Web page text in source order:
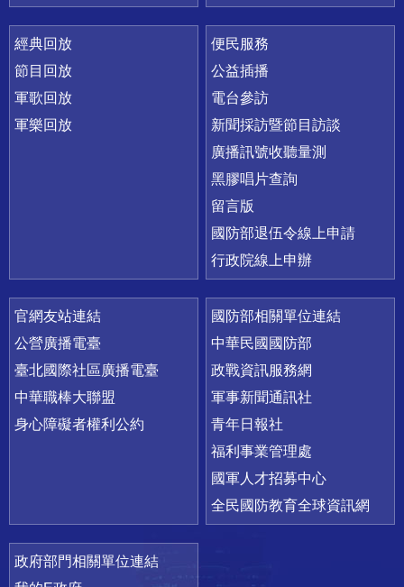
經典回放
節目回放
軍歌回放
軍樂回放
便民服務
公益插播
電台參訪
新聞採訪暨節目訪談
廣播訊號收聽量測
黑膠唱片查詢
留言版
國防部退伍令線上申請
行政院線上申辦
官網友站連結
公營廣播電臺
臺北國際社區廣播電臺
中華職棒大聯盟
身心障礙者權利公約
國防部相關單位連結
中華民國國防部
政戰資訊服務網
軍事新聞通訊社
青年日報社
福利事業管理處
國軍人才招募中心
全民國防教育全球資訊網
政府部門相關單位連結